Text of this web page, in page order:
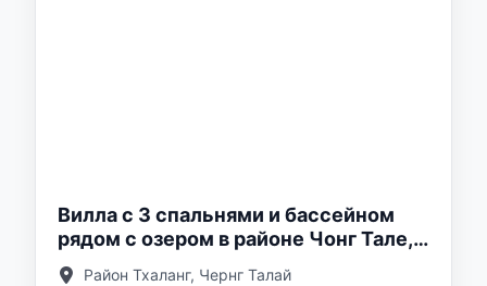
Вилла с 3 спальнями и бассейном
рядом с озером в районе Чонг Тале,
Пхукет в Redwood Luxury
Район Тхаланг, Чернг Талай